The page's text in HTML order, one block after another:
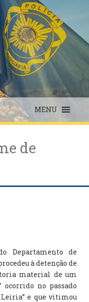
MENU
de
Departamento de
à detenção de
material de um
no passado
Leiria” e que vitimou